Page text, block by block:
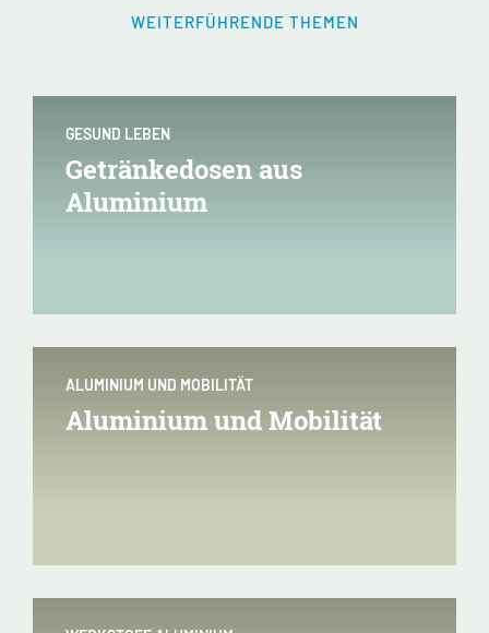
WEITERFÜHRENDE THEMEN
GESUND LEBEN
Getränkedosen aus
Aluminium
ALUMINIUM UND MOBILITÄT
Aluminium und Mobilität